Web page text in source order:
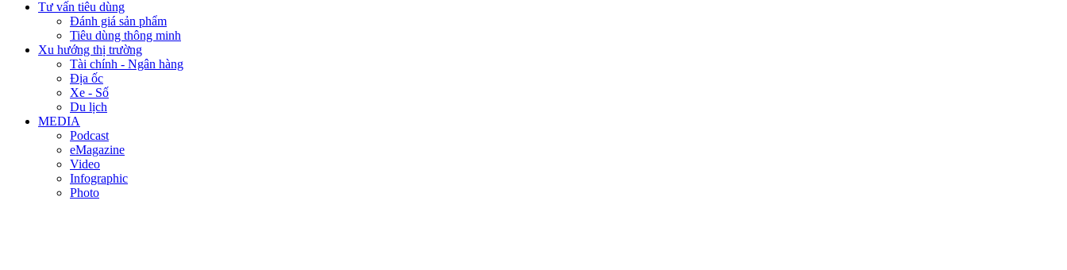
Tư vấn tiêu dùng
Đánh giá sản phẩm
Tiêu dùng thông minh
Xu hướng thị trường
Tài chính - Ngân hàng
Địa ốc
Xe - Số
Du lịch
MEDIA
Podcast
eMagazine
Video
Infographic
Photo